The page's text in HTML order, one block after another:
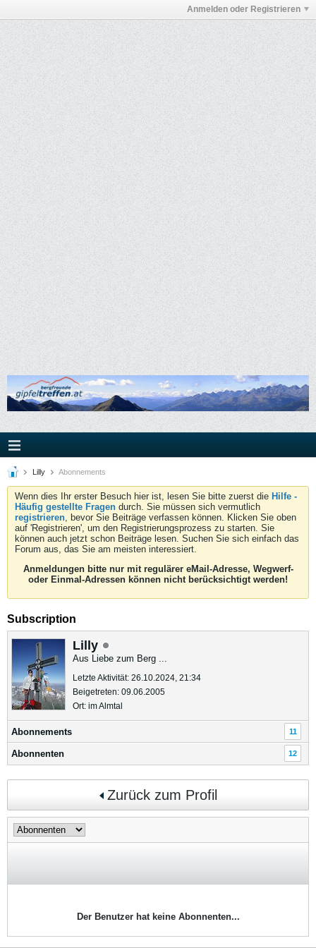
Anmelden oder Registrieren
Lilly Abonnements
Wenn dies Ihr erster Besuch hier ist, lesen Sie bitte zuerst die Hilfe -
Häufig gestellte Fragen durch. Sie müssen sich vermutlich
registrieren, bevor Sie Beiträge verfassen können. Klicken Sie oben
auf 'Registrieren', um den Registrierungsprozess zu starten. Sie
können auch jetzt schon Beiträge lesen. Suchen Sie sich einfach das
Forum aus, das Sie am meisten interessiert.
Anmeldungen bitte nur mit regulärer eMail-Adresse, Wegwerf-
oder Einmal-Adressen können nicht berücksichtigt werden!
Subscription
Lilly
Aus Liebe zum Berg ...
Letzte Aktivität: 26.10.2024, 21:34
Beigetreten: 09.06.2005
Ort: im Almtal
Abonnements 11
Abonnenten 12
Zurück zum Profil
Der Benutzer hat keine Abonnenten...